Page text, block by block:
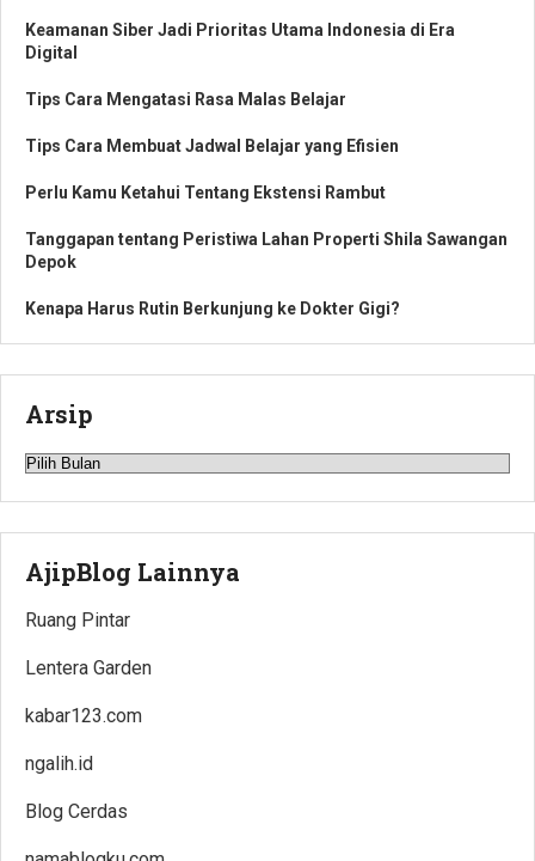
Keamanan Siber Jadi Prioritas Utama Indonesia di Era
Digital
Tips Cara Mengatasi Rasa Malas Belajar
Tips Cara Membuat Jadwal Belajar yang Efisien
Perlu Kamu Ketahui Tentang Ekstensi Rambut
Tanggapan tentang Peristiwa Lahan Properti Shila Sawangan
Depok
Kenapa Harus Rutin Berkunjung ke Dokter Gigi?
Arsip
Arsip
AjipBlog Lainnya
Ruang Pintar
Lentera Garden
kabar123.com
ngalih.id
Blog Cerdas